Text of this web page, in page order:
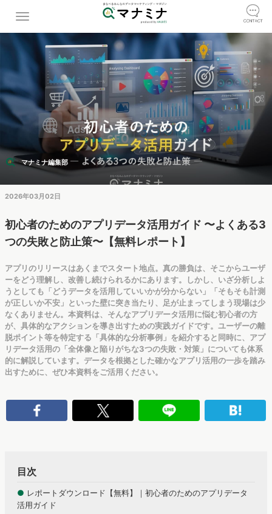
マナミナ編集部
2026年03月02日
初心者のためのアプリデータ活用ガイド 〜よくある3
つの失敗と防止策〜【無料レポート】
アプリのリリースはあくまでスタート地点。真の勝負は、そこからユーザ
ーをどう理解し、改善し続けられるかにあります。しかし、いざ分析しよ
うとしても「どうデータを活用していいかが分からない」「そもそも計測
が正しいか不安」といった壁に突き当たり、足が止まってしまう現場は少
なくありません。本資料は、そんなアプリデータ活用に悩む初心者の方
が、具体的なアクションを導き出すための実践ガイドです。ユーザーの離
脱ポイント等を特定する「具体的な分析事例」を紹介すると同時に、アプ
リデータ活用の「全体像と陥りがちな3つの失敗・対策」についても体系
的に解説しています。データを根拠とした確かなアプリ活用の一歩を踏み
出すために、ぜひ本資料をご活用ください。
目次
● レポートダウンロード【無料】｜初心者のためのアプリデータ
活用ガイド